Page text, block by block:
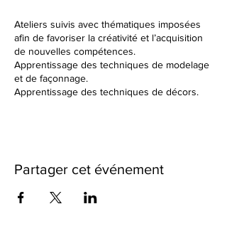
Ateliers suivis avec thématiques imposées
afin de favoriser la créativité et l’acquisition
de nouvelles compétences.
Apprentissage des techniques de modelage
et de façonnage.
Apprentissage des techniques de décors.
différente à chaque fois. Nous observerons
cuissons et des différents travails de
Partager cet événement